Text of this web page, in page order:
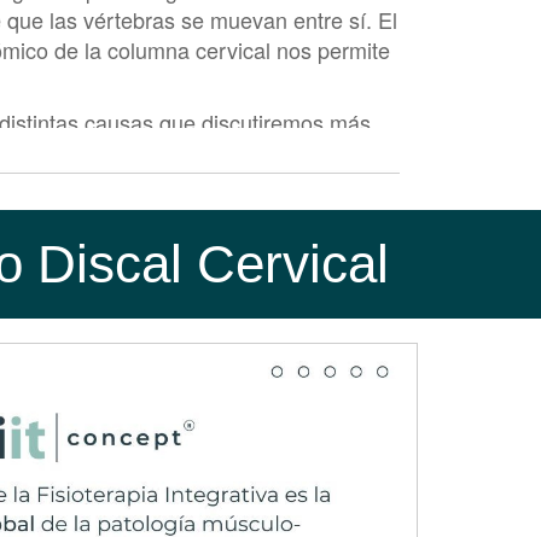
las vértebras se muevan entre sí. El
de la columna cervical nos permite
causas que discutiremos más
que lleva a la rotura del anillo
la compresión de la médula espinal
movimientos precisos de las manos,
Cervical y su tamaño. Si la hernia
se manifieste en absoluto o se
Si se produce una compresión
dirige el nervio.
Discal Cervical